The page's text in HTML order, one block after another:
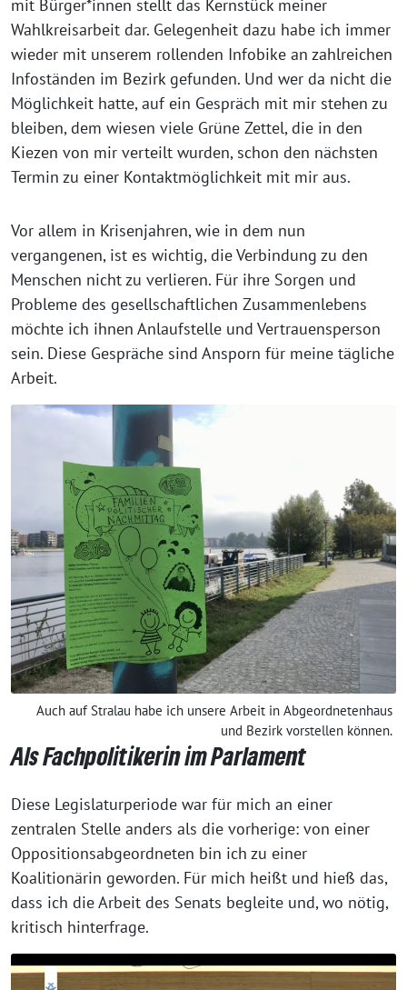
mit Bürger*innen stellt das Kernstück meiner
Wahlkreisarbeit dar. Gelegenheit dazu habe ich immer
wieder mit unserem rollenden Infobike an zahlreichen
Infoständen im Bezirk gefunden. Und wer da nicht die
Möglichkeit hatte, auf ein Gespräch mit mir stehen zu
bleiben, dem wiesen viele Grüne Zettel, die in den
Kiezen von mir verteilt wurden, schon den nächsten
Termin zu einer Kontaktmöglichkeit mit mir aus.
Vor allem in Krisenjahren, wie in dem nun
vergangenen, ist es wichtig, die Verbindung zu den
Menschen nicht zu verlieren. Für ihre Sorgen und
Probleme des gesellschaftlichen Zusammenlebens
möchte ich ihnen Anlaufstelle und Vertrauensperson
sein. Diese Gespräche sind Ansporn für meine tägliche
Arbeit.
Auch auf Stralau habe ich unsere Arbeit in Abgeordnetenhaus
und Bezirk vorstellen können.
Als Fachpolitikerin im Parlament
Diese Legislaturperiode war für mich an einer
zentralen Stelle anders als die vorherige: von einer
Oppositionsabgeordneten bin ich zu einer
Koalitionärin geworden. Für mich heißt und hieß das,
dass ich die Arbeit des Senats begleite und, wo nötig,
kritisch hinterfrage.